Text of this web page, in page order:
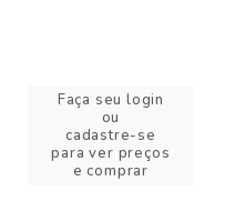
Faça seu login
ou
cadastre-se
para ver preços
e comprar